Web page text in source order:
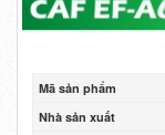
Mã sản phẩm
Nhà sản xuất